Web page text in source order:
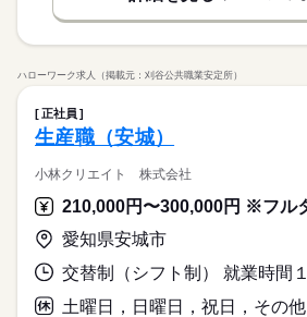
ハローワーク求人（掲載元：刈谷公共職業安定所）
正社員
生産職（安城）
小林クリエイト 株式会社
愛知県安城市
土曜日，日曜日，祝日，その他